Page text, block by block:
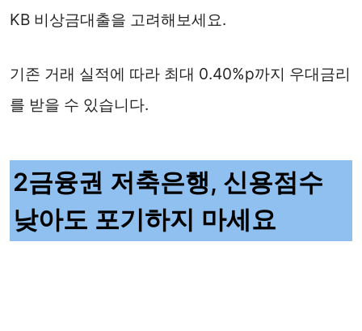
KB 비상금대출을 고려해보세요.
기존 거래 실적에 따라 최대 0.40%p까지 우대금리
를 받을 수 있습니다.
2금융권 저축은행, 신용점수
낮아도 포기하지 마세요